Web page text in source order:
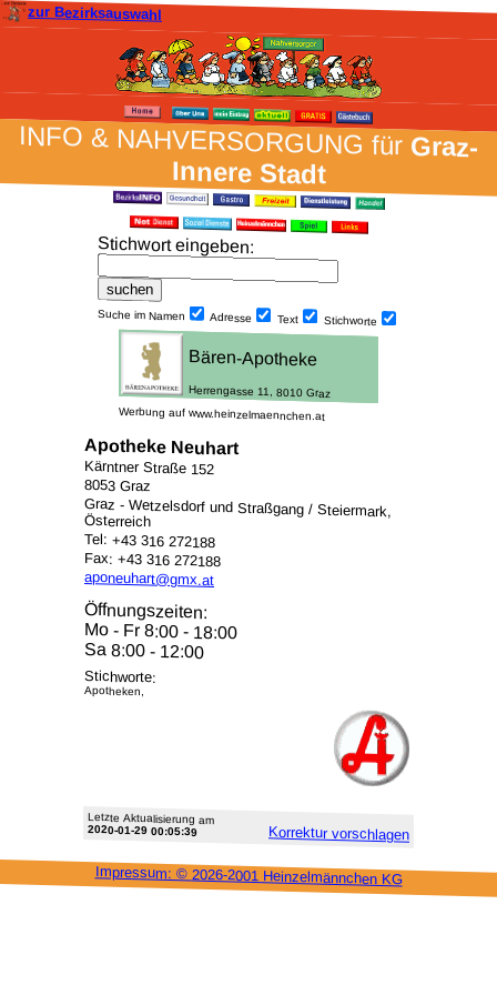
zur Bezirksauswahl
INFO & NAH­VER­SORG­UNG fürGraz-
Innere Stadt
Stich­wort ein­geben:
Suche im Namen Adresse Text Stich­worte
Werbung auf www.heinzelmaennchen.at
Apotheke Neuhart
Kärntner Straße 152
8053 Graz
Graz - Wetzelsdorf und Straßgang / Steiermark,
Österreich
Tel: +43 316 272188
Fax: +43 316 272188
aponeuhart@gmx.at
Öffnungszeiten:
Mo - Fr 8:00 - 18:00
Sa 8:00 - 12:00
Stichworte:
Apotheken,
Letzte Aktu­alisie­rung am
2020-01-29 00:05:39 Korrektur vor­schlagen
Impressum: © 2026-2001 Heinzel­männchen KG